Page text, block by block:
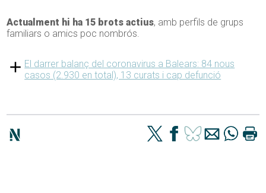
Actualment hi ha 15 brots actius, amb perfils de grups
familiars o amics poc nombrós.
El darrer balanç del coronavirus a Balears: 84 nous
casos (2.930 en total), 13 curats i cap defunció